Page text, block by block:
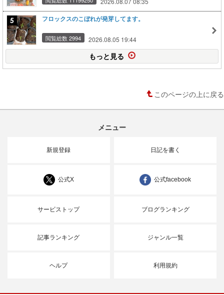
フロックスのこぼれが発芽してます。
閲覧総数 2994 2026.08.05 19:44
もっと見る
このページの上に戻る
メニュー
新規登録 日記を書く
公式X 公式facebook
サービストップ ブログランキング
記事ランキング ジャンル一覧
ヘルプ 利用規約